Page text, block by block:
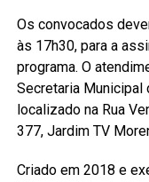
Os convocados
às 17h30, para a
programa. O
Secretaria Municipal
localizado na Rua
377, Jardim TV
Criado em 2018 e